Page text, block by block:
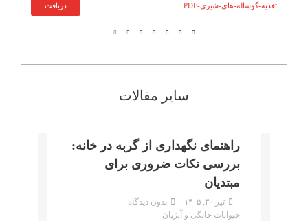
تغذیه-گوساله-های-شیری-PDF دریافت
سایر مقالات
راهنمای نگهداری از گربه در خانه:
بررسی نکات ضروری برای
مبتدیان
تیر ۳۰, ۱۴۰۵
بدون دیدگاه
حیوانات خانگی و آبزیان